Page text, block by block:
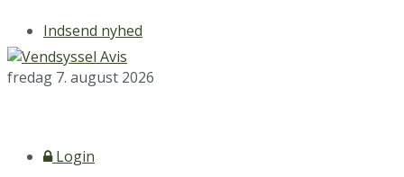
Indsend nyhed
fredag 7. august 2026
Login